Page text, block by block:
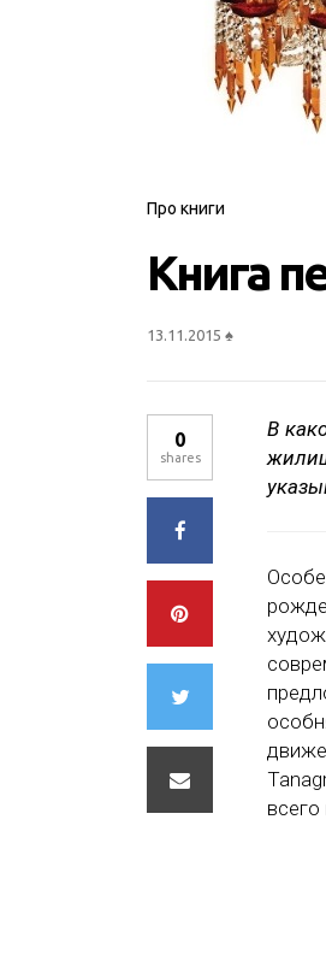
Про книги
Книга
13.11.2015 ♠
В
0
shares